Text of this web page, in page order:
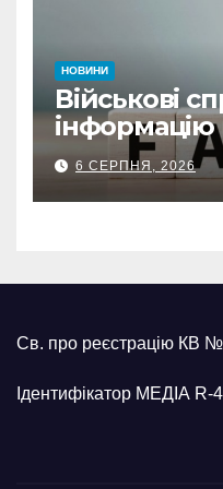
НОВИНИ
Військові
інформацію
захоплення
Могриці на
6 СЕРПНЯ, 2026
Св. про реєстрацію КВ
Ідентифікатор МЕДІА R-